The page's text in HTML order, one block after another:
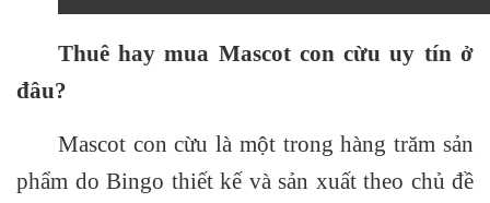
Thuê hay mua Mascot con cừu uy tín ở
đâu?
Mascot con cừu là một trong hàng trăm sản
phẩm do Bingo thiết kế và sản xuất theo chủ đề